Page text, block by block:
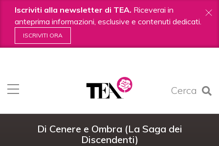
Iscriviti alla newsletter di TEA. Riceverai in
anteprima informazioni, esclusive e contenuti dedicati.
ISCRIVITI ORA
Cerca
contenuti.
|
Di Cenere e Ombra (La Saga dei
Discendenti)